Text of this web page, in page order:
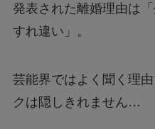
発表された離婚理由は
すれ違い」。
芸能界ではよく聞く理
クは隠しきれません…